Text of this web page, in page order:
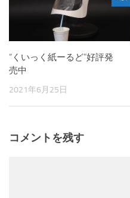
“くいっく紙ーるど”好評発
売中
2021年6月25日
コメントを残す